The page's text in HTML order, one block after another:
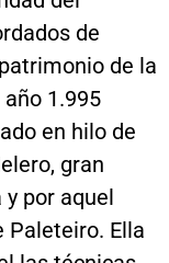
de
de la
1.995
en hilo de
gran
por aquel
Paleteiro. Ella